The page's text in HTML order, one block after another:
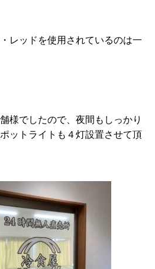
レッドを使用されているのは一
様でしたので、夜間もしっかり
ットライトも４灯設置させて頂